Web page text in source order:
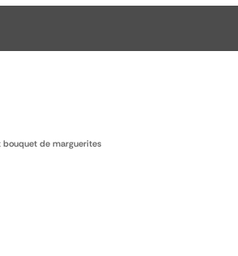
bouquet de marguerites